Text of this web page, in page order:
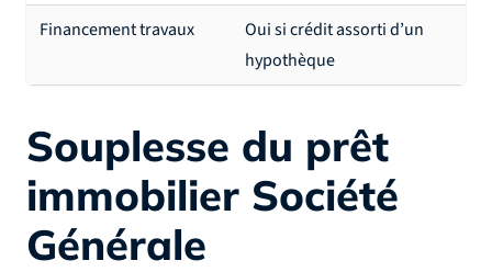
Financement travaux
Oui si crédit assorti d’un
hypothèque
Souplesse du prêt
immobilier Société
Générale